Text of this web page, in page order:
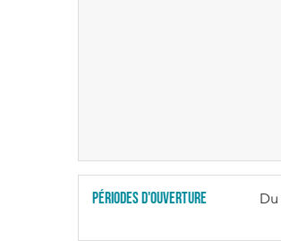
Périodes d'ouverture Du